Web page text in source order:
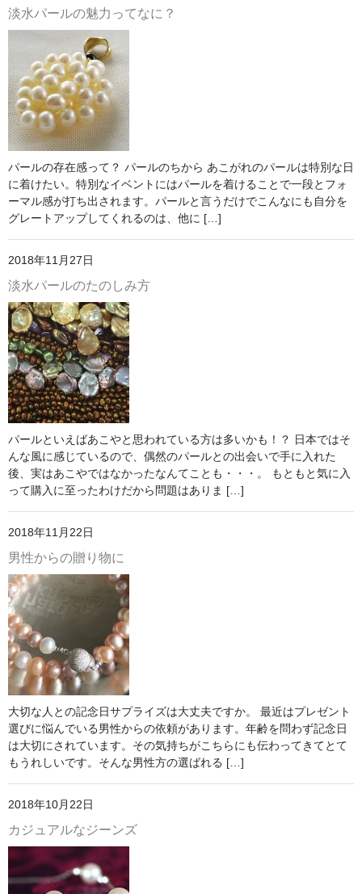
淡水パールの魅力ってなに？
パールの存在感って？ パールのちから あこがれのパールは特別な日
に着けたい。特別なイベントにはパールを着けることで一段とフォ
ーマル感が打ち出されます。パールと言うだけでこんなにも自分を
グレートアップしてくれるのは、他に […]
2018年11月27日
淡水パールのたのしみ方
パールといえばあこやと思われている方は多いかも！？ 日本ではそ
んな風に感じているので、偶然のパールとの出会いで手に入れた
後、実はあこやではなかったなんてことも・・・。 もともと気に入
って購入に至ったわけだから問題はありま […]
2018年11月22日
男性からの贈り物に
大切な人との記念日サプライズは大丈夫ですか。 最近はプレゼント
選びに悩んでいる男性からの依頼があります。年齢を問わず記念日
は大切にされています。その気持ちがこちらにも伝わってきてとて
もうれしいです。そんな男性方の選ばれる […]
2018年10月22日
カジュアルなジーンズ